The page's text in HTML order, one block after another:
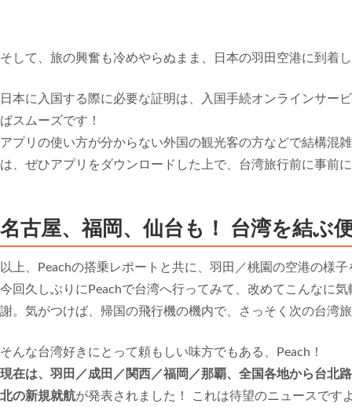
そして、旅の興奮も冷めやらぬまま、日本の羽田空港に到着
日本に入国する際に必要な証明は、入国手続オンラインサー
ばスムーズです！
アプリの使い方が分からない外国の観光客の方などで結構混
は、ぜひアプリをダウンロードした上で、台湾旅行前に事前
名古屋、福岡、仙台も！ 台湾を結ぶ
以上、Peachの搭乗レポートと共に、羽田／桃園の空港の様
今回久しぶりにPeachで台湾へ行ってみて、改めてこんなに
謝。気がつけば、帰国の飛行機の機内で、さっそく次の台湾
そんな台湾好きにとって頼もしい味方でもある、Peach！
現在は、羽田／成田／関西／福岡／那覇、全国各地から台北
北の新規就航が発表されました！ これは待望のニュースです